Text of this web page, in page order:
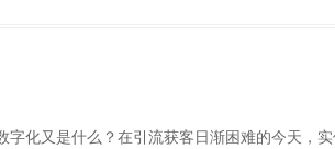
字化又是什么？在引流获客日渐困难的今天，